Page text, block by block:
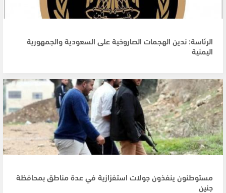
الرئاسة: ندين الهجمات الصاروخية على السعودية والجمهورية
اليمنية
مستوطنون ينفذون جولات استفزازية في عدة مناطق بمحافظة
جنين